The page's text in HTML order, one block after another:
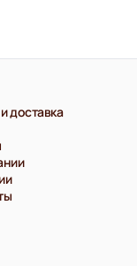
доставка